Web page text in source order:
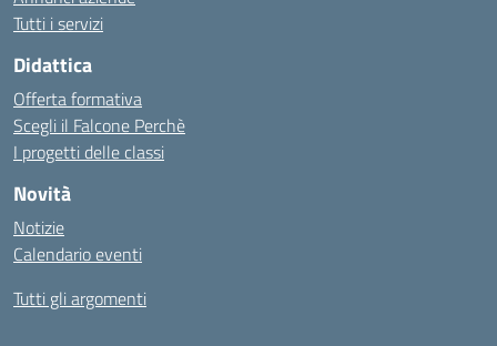
Tutti i servizi
Didattica
Offerta formativa
Scegli il Falcone Perchè
I progetti delle classi
Novità
Notizie
Calendario eventi
Tutti gli argomenti